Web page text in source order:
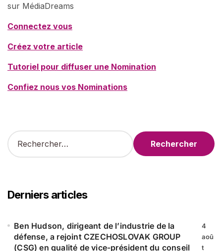
sur MédiaDreams
Connectez vous
Créez votre article
Tutoriel pour diffuser une Nomination
Confiez nous vos Nominations
R
e
r
c
e
Derniers articles
Ben Hudson, dirigeant de l’industrie de la
défense, a rejoint CZECHOSLOVAK GROUP
(CSG) en qualité de vice-président du conseil
4
aoû
t